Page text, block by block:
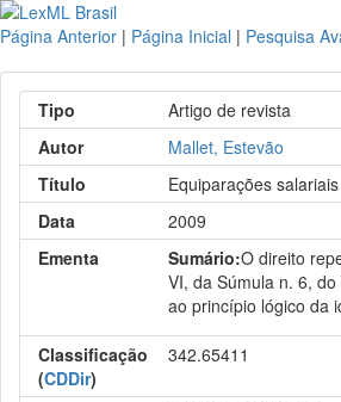
Página Anterior | Página Inicial | Pesquisa
Tipo
Artigo de revista
Autor
Mallet, Estevão
Título
Equiparações
Data
2009
Ementa
Sumário:O direito
VI, da Súmula n. 6,
ao princípio lógico da
Classificação
(CDDir)
342.65411